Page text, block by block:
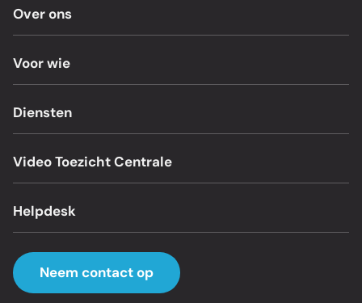
Over ons
Voor wie
Diensten
Video Toezicht Centrale
Helpdesk
Neem contact op